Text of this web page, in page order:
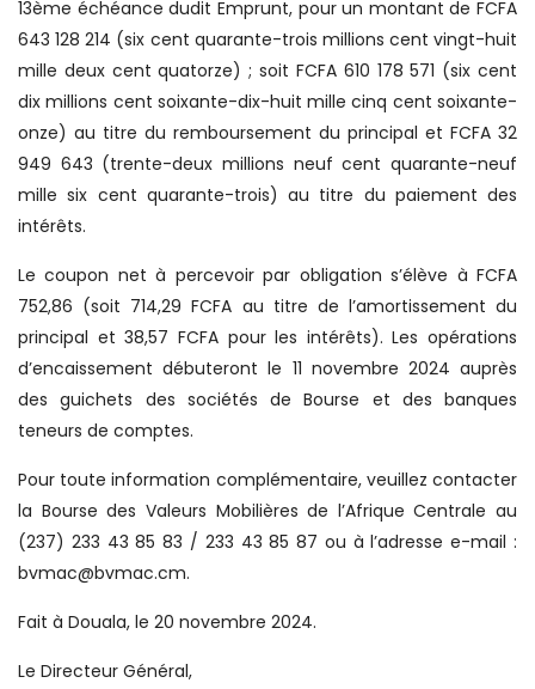
13ème échéance dudit Emprunt, pour un montant de FCFA
643 128 214 (six cent quarante-trois millions cent vingt-huit
mille deux cent quatorze) ; soit FCFA 610 178 571 (six cent
dix millions cent soixante-dix-huit mille cinq cent soixante-
onze) au titre du remboursement du principal et FCFA 32
949 643 (trente-deux millions neuf cent quarante-neuf
mille six cent quarante-trois) au titre du paiement des
intérêts.
Le coupon net à percevoir par obligation s’élève à FCFA
752,86 (soit 714,29 FCFA au titre de l’amortissement du
principal et 38,57 FCFA pour les intérêts). Les opérations
d’encaissement débuteront le 11 novembre 2024 auprès
des guichets des sociétés de Bourse et des banques
teneurs de comptes.
Pour toute information complémentaire, veuillez contacter
la Bourse des Valeurs Mobilières de l’Afrique Centrale au
(237) 233 43 85 83 / 233 43 85 87 ou à l’adresse e-mail :
bvmac@bvmac.cm.
Fait à Douala, le 20 novembre 2024.
Le Directeur Général,